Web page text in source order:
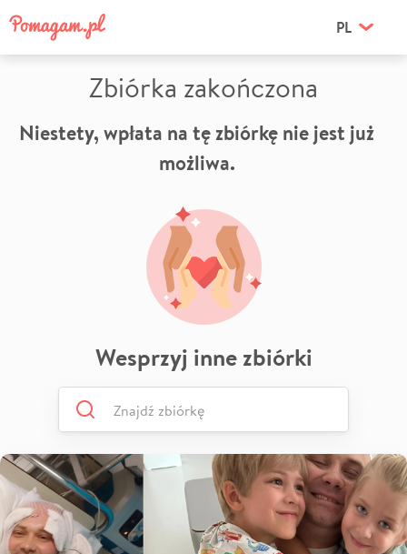
PL
Zbiórka zakończona
Niestety, wpłata na tę zbiórkę nie jest już
możliwa.
Wesprzyj inne zbiórki